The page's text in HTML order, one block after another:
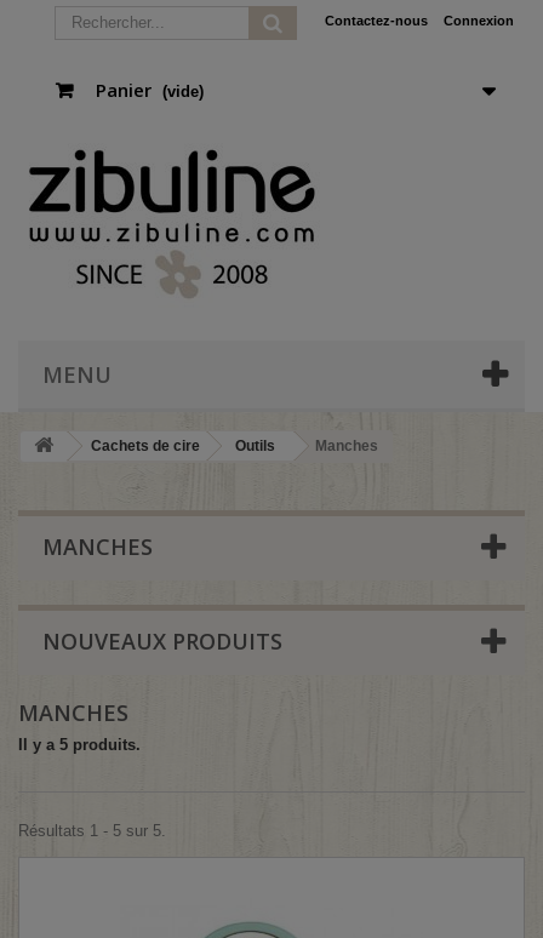
Connexion
Contactez-nous
Panier (vide)
MENU
Cachets de cire Outils Manches
MANCHES
NOUVEAUX PRODUITS
MANCHES
Il y a 5 produits.
Résultats 1 - 5 sur 5.